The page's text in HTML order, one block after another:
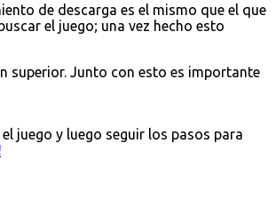
de descarga es el mismo que el que
el juego; una vez hecho esto
superior. Junto con esto es importante
juego y luego seguir los pasos para